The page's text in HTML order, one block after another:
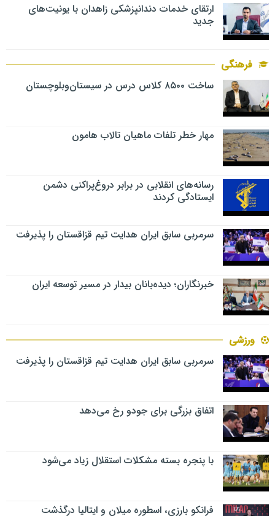
ارتقای خدمات دندانپزشکی زاهدان با یونیت‌های
جدید
فرهنگی
ساخت ۸۵۰۰ کلاس درس در سیستان‌وبلوچستان
مهار خطر تلفات ماهیان تالاب‌ هامون
رسانه‌های انقلابی در برابر دروغ‌پراکنی دشمن
ایستادگی کردند
سرمربی سابق ایران هدایت تیم قزاقستان را پذیرفت
خبرنگاران؛ دیده‌بانان بیدار در مسیر توسعه ایران
ورزشی
سرمربی سابق ایران هدایت تیم قزاقستان را پذیرفت
اتفاق بزرگی برای جودو رخ می‌دهد
با پنجره بسته مشکلات استقلال زیاد می‌شود
فرانکو بارزی، اسطوره میلان و ایتالیا درگذشت